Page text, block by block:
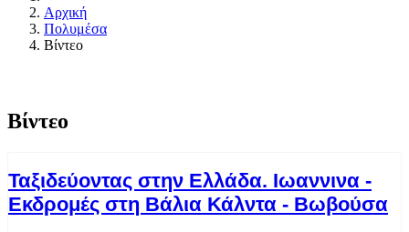
Αρχική
Πολυμέσα
Βίντεο
Βίντεο
Ταξιδεύοντας στην Ελλάδα. Ιωαννινα -
Εκδρομές στη Βάλια Κάλντα - Βωβούσα